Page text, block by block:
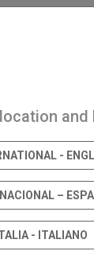
•
10
and
-
–
- ITALIANO